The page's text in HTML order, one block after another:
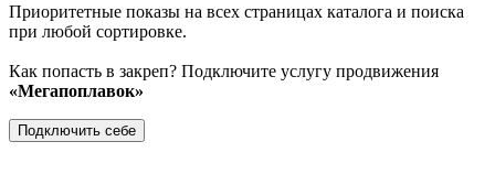
Приоритетные показы на всех страницах каталога и поиска
при любой сортировке.
Как попасть в закреп? Подключите услугу продвижения
«Мегапоплавок»
Подключить себе